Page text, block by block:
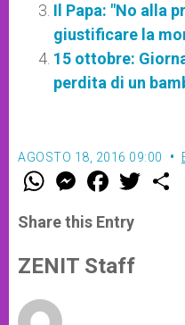
Il Papa: "No alla
giustificare la
15 ottobre:
perdita di un
AGOSTO 18, 2016 09:00
W
t
s
p
p
M
e
s
e
g
e
F
a
e
b
o
k
w
Share this Entry
ZENIT Staff